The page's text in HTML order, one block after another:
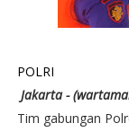
POLRI
Jakarta -
Tim gabungan